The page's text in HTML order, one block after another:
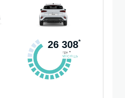
26 308*